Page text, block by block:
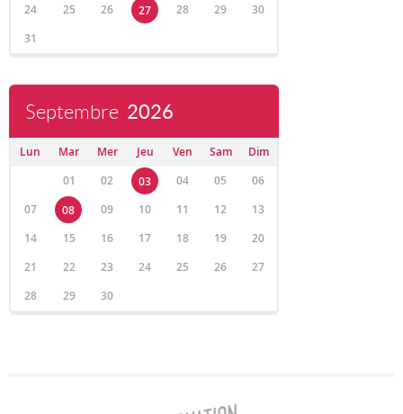
24
25 26 27 28 29
30
31
Septembre 2026
Lun Mar Mer Jeu Ven Sam
Dim
01
02 03 04 05
06
07
08 09 10 11 12
13
14
15 16 17 18 19
20
21
22 23 24 25 26
27
28
29 30